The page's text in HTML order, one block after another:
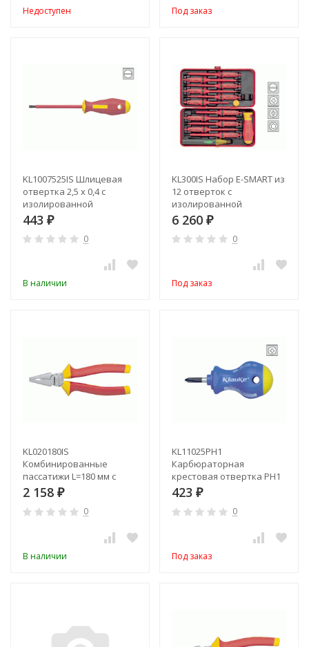
Недоступен Под заказ
KL1007525IS Шлицевая
отвертка 2,5 х 0,4 с
изолированной
рукояткой (VDE до 1000В)
443 ₽
0
В наличии
KL300IS Набор E-SMART из
12 отверток с
изолированной
рукояткой (VDE до 1000В)
в металлическом боксе
6 260 ₽
0
Под заказ
KL020180IS
Комбинированные
пассатижи L=180 мм с
изол. рукоятками (VDE до
2 158 ₽
0
В наличии
KL11025PH1
Карбюраторная
крестовая отвертка PH1
423 ₽
0
Под заказ